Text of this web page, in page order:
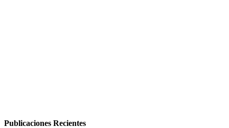
Publicaciones Recientes